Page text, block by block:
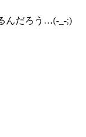
んだろう…(-_-;)